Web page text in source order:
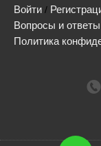
Войти /
Вопросы и ответы
Политика